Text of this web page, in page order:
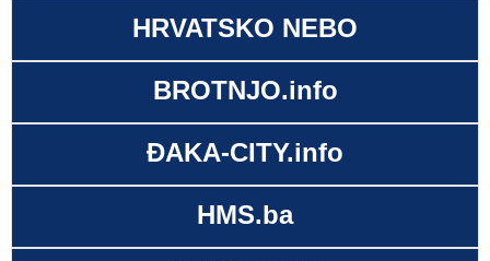
HRVATSKO NEBO
BROTNJO.info
ĐAKA-CITY.info
HMS.ba